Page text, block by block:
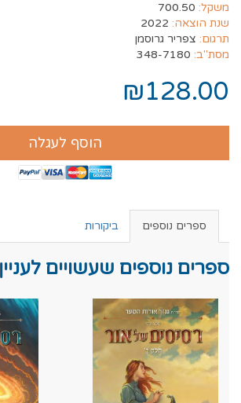
משקל: 700.50
שנת הוצאה: 2022
תרגום: צפריר גרוסמן
מסת"ב: 348-7180
₪128.00
הוסף לעגלה
ספרים נוספים ביקורות
ספרים נוספים שעשויים